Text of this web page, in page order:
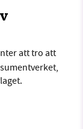
att tro att